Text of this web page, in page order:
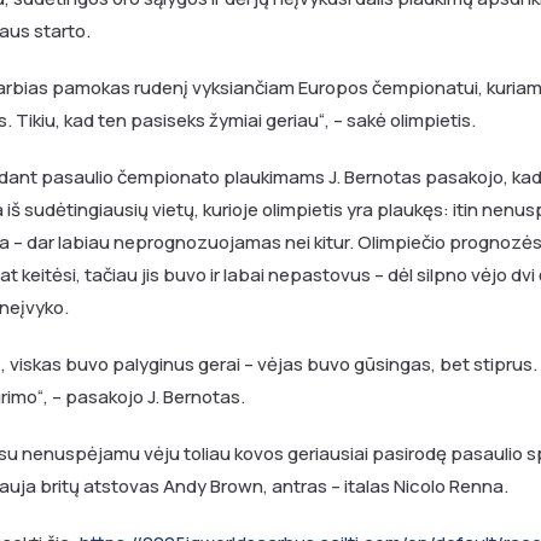
starto.
pamokas rudenį vyksiančiam Europos čempionatui,
Tikiu, kad ten pasiseks žymiai geriau“, – sakė olimpietis.
pasaulio čempionato plaukimams J. Bernotas pasakojo,
iš sudėtingiausių vietų, kurioje olimpietis yra plaukęs: itin
– dar labiau neprognozuojamas nei kitur. Olimpiečio
keitėsi, tačiau jis buvo ir labai nepastovus – dėl silpno vėjo
viskas buvo palyginus gerai – vėjas buvo gūsingas, bet
– pasakojo J. Bernotas.
nenuspėjamu vėju toliau kovos geriausiai pasirodę pasaulio
britų atstovas Andy Brown, antras – italas Nicolo Renna.